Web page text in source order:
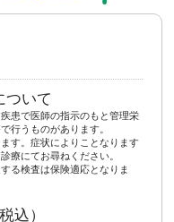
いて
患で医師の指示のもと管理栄
行うものがあります。
す。症状によりことなります
療にてお尋ねください。
る検査は保険適応となりま
込）